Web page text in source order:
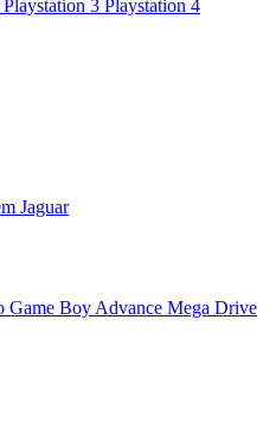
Playstation 3 Playstation 4
Jaguar
Game Boy Advance Mega Drive